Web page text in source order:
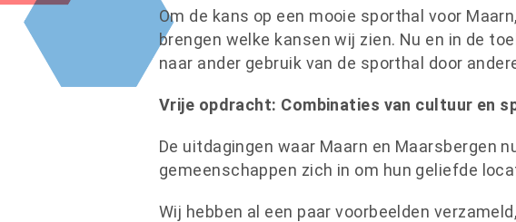
Om de kans op een mooie sporthal voor
brengen welke kansen wij zien. Nu en in de
naar ander gebruik van de sporthal door
Vrije opdracht: Combinaties van cultuur en
De uitdagingen waar Maarn en Maarsbergen
gemeenschappen zich in om hun geliefde
Wij hebben al een paar voorbeelden